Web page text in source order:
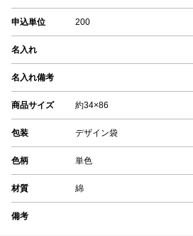
申込単位 200
名入れ
名入れ備考
商品サイズ 約34×86
包装 デザイン袋
色柄 単色
材質 綿
備考